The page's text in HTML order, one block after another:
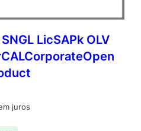
LicSAPk OLV
juros